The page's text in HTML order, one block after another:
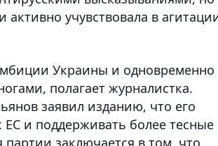
учувствовала в
Украины и одновременно
полагает журналистка.
заявил изданию, что его
и поддерживать более тесные
заключается в том, что